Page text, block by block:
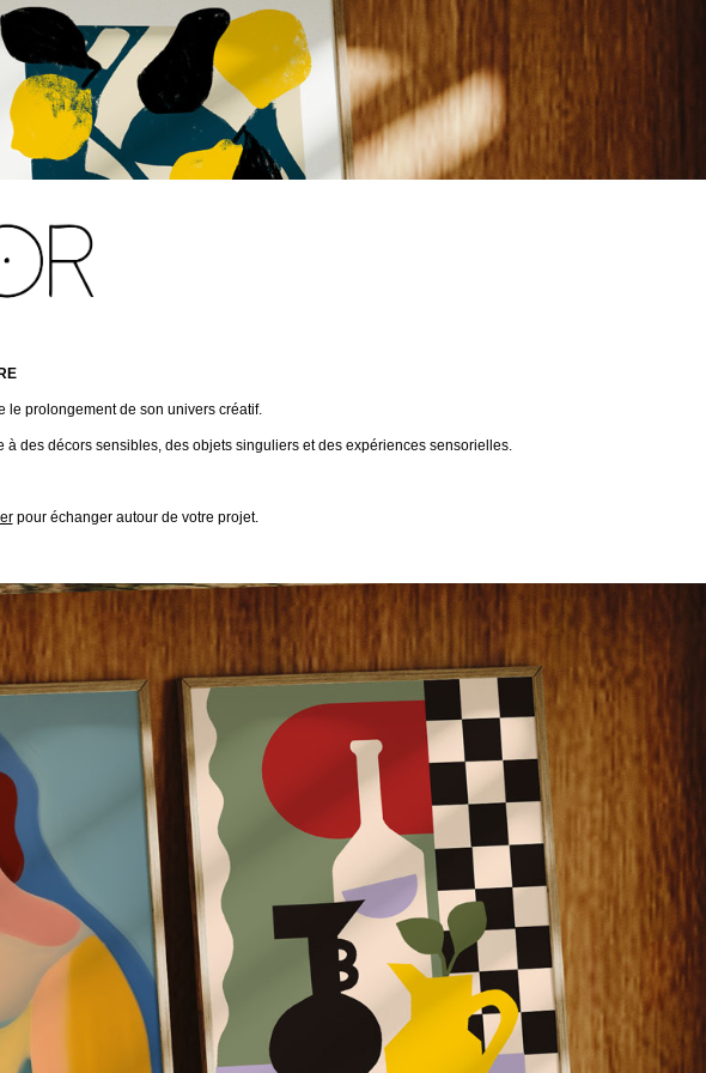
le prolongement de son univers créatif.
des décors sensibles, des objets singuliers et des expériences sensorielles.
pour échanger autour de votre projet.